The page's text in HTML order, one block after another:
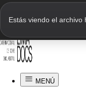
Estás viendo el archivo
MENÚ
Farid Hoyos
TRADICIONES
2023 | 13 min | Perú